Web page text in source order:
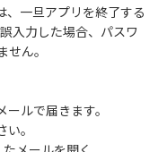
、一旦アプリを終了する
入力した場合、パスワ
ん。
ルで届きます。
。